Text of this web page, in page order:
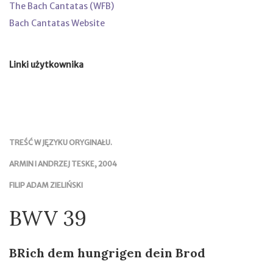
The Bach Cantatas (WFB)
Bach Cantatas Website
Linki użytkownika
TREŚĆ W JĘZYKU ORYGINAŁU.
ARMIN I ANDRZEJ TESKE, 2004
FILIP ADAM ZIELIŃSKI
BWV 39
BRich dem hungrigen dein Brod